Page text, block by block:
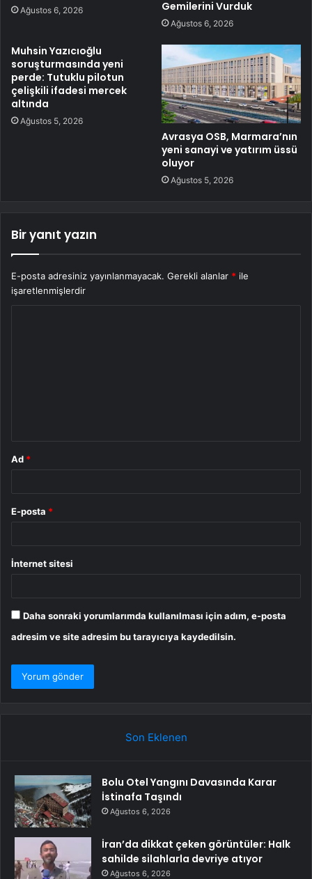
Ağustos 6, 2026
Gemilerini Vurduk
Ağustos 6, 2026
Muhsin Yazıcıoğlu
soruşturmasında yeni
perde: Tutuklu pilotun
çelişkili ifadesi mercek
altında
Ağustos 5, 2026
Avrasya OSB, Marmara’nın
yeni sanayi ve yatırım üssü
oluyor
Ağustos 5, 2026
Bir yanıt yazın
E-posta adresiniz yayınlanmayacak. Gerekli alanlar * ile
işaretlenmişlerdir
Ad *
E-posta *
İnternet sitesi
Daha sonraki yorumlarımda kullanılması için adım, e-posta
adresim ve site adresim bu tarayıcıya kaydedilsin.
Son Eklenen
Bolu Otel Yangını Davasında Karar
İstinafa Taşındı
Ağustos 6, 2026
İran’da dikkat çeken görüntüler: Halk
sahilde silahlarla devriye atıyor
Ağustos 6, 2026